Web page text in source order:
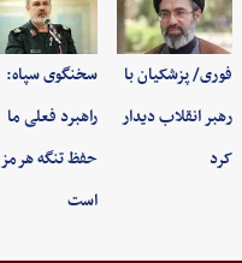
فوری/ پزشکیان با
رهبر انقلاب دیدار
کرد
سخنگوی سپاه:
راهبرد فعلی ما
حفظ تنگه هرمز
است